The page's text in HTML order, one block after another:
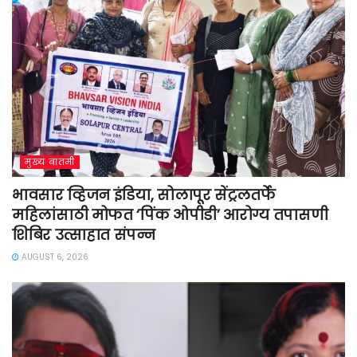
मुख्य बातमी
भावसार व्हिजन इंडिया, सोलापूर सेंट्रलतर्फे
महिलांसाठी मोफत ‘पिंक ओपीडी’ आरोग्य तपासणी
शिबिर उत्साहात संपन्न
AUGUST 6, 2026